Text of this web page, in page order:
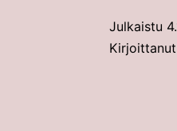
Julkaistu
Kirjoittanut